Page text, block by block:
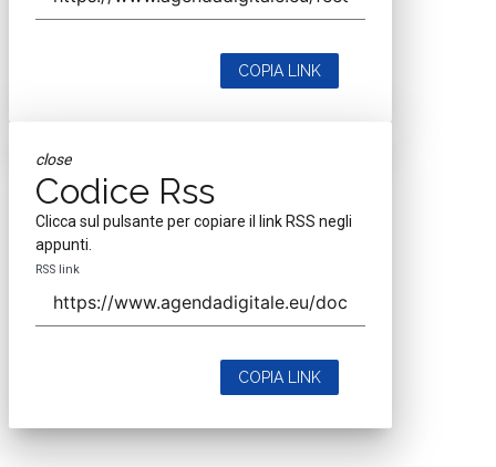
COPIA LINK
close
Codice Rss
Clicca sul pulsante per copiare il link RSS negli
appunti.
RSS link
COPIA LINK